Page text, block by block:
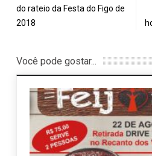
do rateio da Festa do Figo de
2018
Você pode gostar...